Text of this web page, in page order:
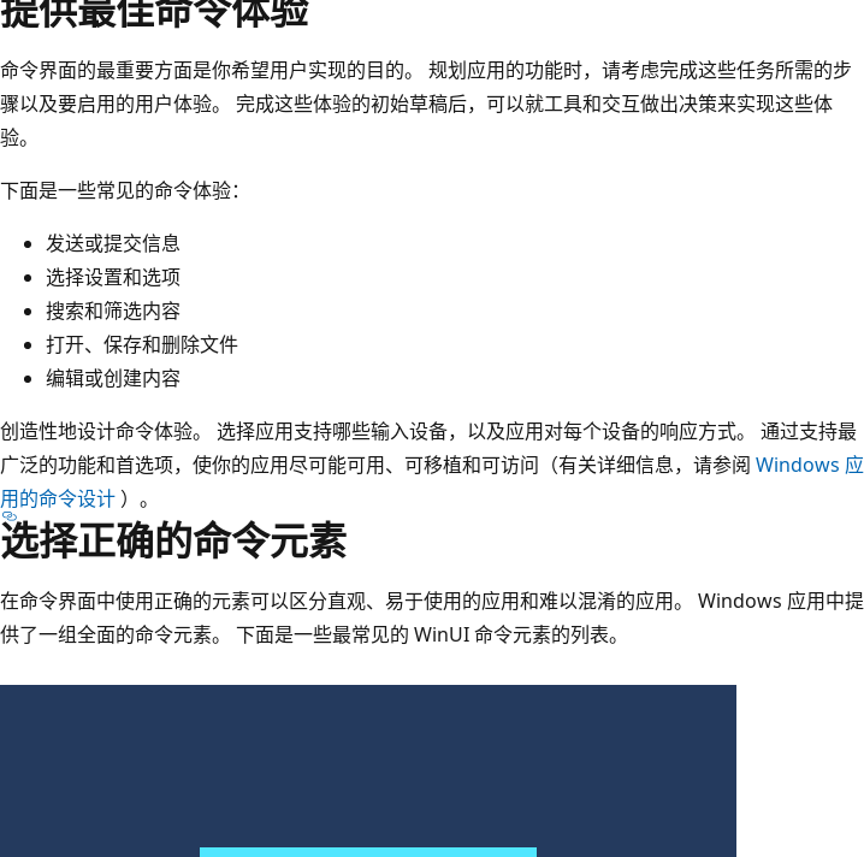
命令界面的最重要方面是你希望用户实现的目的。 规划应用的功能时，请考虑完成这些任务所需的步
骤以及要启用的用户体验。 完成这些体验的初始草稿后，可以就工具和交互做出决策来实现这些体
验。
下面是一些常见的命令体验：
发送或提交信息
选择设置和选项
搜索和筛选内容
打开、保存和删除文件
编辑或创建内容
创造性地设计命令体验。 选择应用支持哪些输入设备，以及应用对每个设备的响应方式。 通过支持最
广泛的功能和首选项，使你的应用尽可能可用、可移植和可访问（有关详细信息，请参阅 Windows 应
用的命令设计 ）。
选择正确的命令元素
在命令界面中使用正确的元素可以区分直观、易于使用的应用和难以混淆的应用。 Windows 应用中提
供了一组全面的命令元素。 下面是一些最常见的 WinUI 命令元素的列表。